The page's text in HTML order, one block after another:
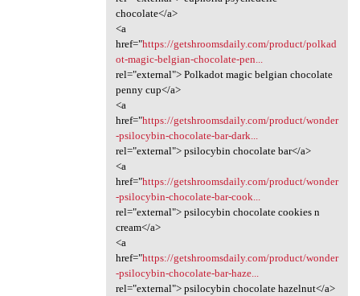
chocolate</a>
<a
href="https://getshroomsdaily.com/product/polkad
ot-magic-belgian-chocolate-pen...
rel="external"> Polkadot magic belgian chocolate
penny cup</a>
<a
href="https://getshroomsdaily.com/product/wonder
-psilocybin-chocolate-bar-dark...
rel="external"> psilocybin chocolate bar</a>
<a
href="https://getshroomsdaily.com/product/wonder
-psilocybin-chocolate-bar-cook...
rel="external"> psilocybin chocolate cookies n
cream</a>
<a
href="https://getshroomsdaily.com/product/wonder
-psilocybin-chocolate-bar-haze...
rel="external"> psilocybin chocolate hazelnut</a>